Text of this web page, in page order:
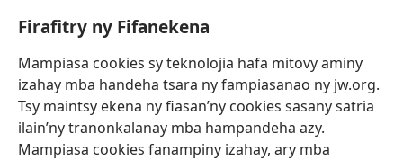
Firafitry ny Fifanekena
Mampiasa cookies sy teknolojia hafa mitovy aminy
izahay mba handeha tsara ny fampiasanao ny jw.org.
Tsy maintsy ekena ny fiasan’ny cookies sasany satria
ilain’ny tranonkalanay mba hampandeha azy.
Mampiasa cookies fanampiny izahay, ary mba
fanazavana nivoaka farany. Andraikiny ny miara-midinika amin’ny marary hoe
inona avy ny fitsaboana azo atao. Adidiny koa ny manampy ny marary hanao
Mety tsy hety na tsy heken’ny marary sasany ny fomba fitsaboana sy teknika
voaresaka ato.
Ho an’ny marary: Miresaha foana amin’ny dokoteranao na mpitsabo
matihanina hafa, raha marary ianao ka mila torohevitra na te hahafantatra
momba ny fitsaboana iray. Manatòna dokotera raha mahatsiaro ho tsy
metimety ianao.